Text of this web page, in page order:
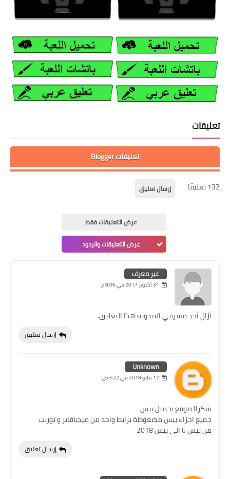
تعليقات
تعليقات Blogger
132 تعليقًا إرسال تعليق
عرض التعليقات فقط
عرض التعليقات والردود
غير معرف
31 أكتوبر 2017 في 8:06 م
أزال أحد مشرفي المدونة هذا التعليق.
إرسال تعليق
Unknown
17 مايو 2018 في 3:22 ص
شكراا موقع تحميل بيس
جميع اجزاء بيس مضغوطة برابط واحد من ميديافاير و تورنت
من بيس 6 الى بيس 2018
إرسال تعليق